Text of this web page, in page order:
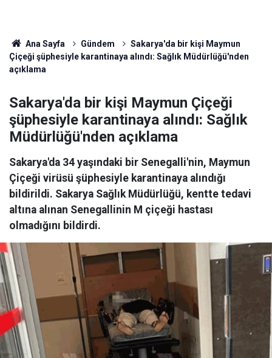
Ana Sayfa Gündem
Sakarya'da bir kişi Maymun
Çiçeği şüphesiyle karantinaya alındı: Sağlık Müdürlüğü'nden
açıklama
Sakarya'da bir kişi Maymun Çiçeği
şüphesiyle karantinaya alındı: Sağlık
Müdürlüğü'nden açıklama
Sakarya'da 34 yaşındaki bir Senegalli'nin, Maymun
Çiçeği virüsü şüphesiyle karantinaya alındığı
bildirildi. Sakarya Sağlık Müdürlüğü, kentte tedavi
altına alınan Senegallinin M çiçeği hastası
olmadığını bildirdi.